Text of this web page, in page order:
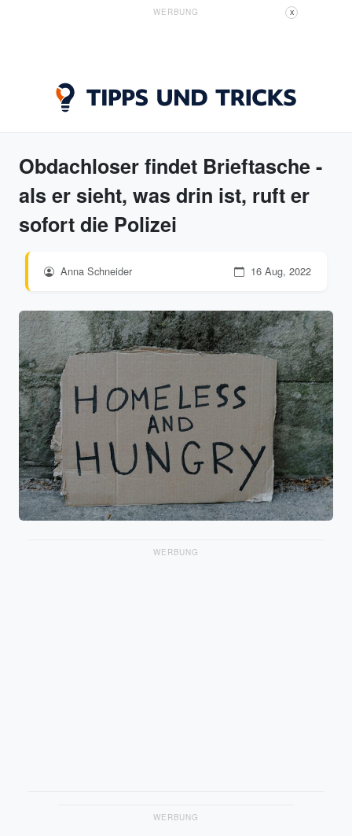
WERBUNG X
Obdachloser findet Brieftasche -
als er sieht, was drin ist, ruft er
sofort die Polizei
Anna Schneider 16 Aug, 2022
WERBUNG
WERBUNG